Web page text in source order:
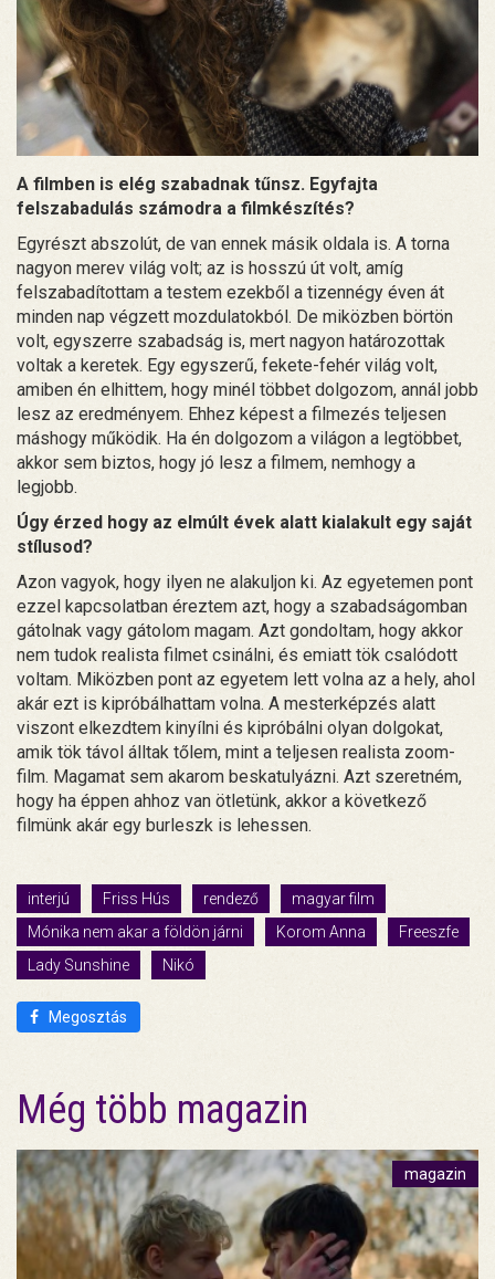
A filmben is elég szabadnak tűnsz. Egyfajta
felszabadulás számodra a filmkészítés?
Egyrészt abszolút, de van ennek másik oldala is. A torna
nagyon merev világ volt; az is hosszú út volt, amíg
felszabadítottam a testem ezekből a tizennégy éven át
minden nap végzett mozdulatokból. De miközben börtön
volt, egyszerre szabadság is, mert nagyon határozottak
voltak a keretek. Egy egyszerű, fekete-fehér világ volt,
amiben én elhittem, hogy minél többet dolgozom, annál jobb
lesz az eredményem. Ehhez képest a filmezés teljesen
máshogy működik. Ha én dolgozom a világon a legtöbbet,
akkor sem biztos, hogy jó lesz a filmem, nemhogy a
legjobb.
Úgy érzed hogy az elmúlt évek alatt kialakult egy saját
stílusod?
Azon vagyok, hogy ilyen ne alakuljon ki. Az egyetemen pont
ezzel kapcsolatban éreztem azt, hogy a szabadságomban
gátolnak vagy gátolom magam. Azt gondoltam, hogy akkor
nem tudok realista filmet csinálni, és emiatt tök csalódott
voltam. Miközben pont az egyetem lett volna az a hely, ahol
akár ezt is kipróbálhattam volna. A mesterképzés alatt
viszont elkezdtem kinyílni és kipróbálni olyan dolgokat,
amik tök távol álltak tőlem, mint a teljesen realista zoom-
film. Magamat sem akarom beskatulyázni. Azt szeretném,
hogy ha éppen ahhoz van ötletünk, akkor a következő
filmünk akár egy burleszk is lehessen.
interjú Friss Hús rendező
magyar film
Mónika nem akar a földön járni
Korom Anna
Freeszfe
Lady Sunshine
Nikó
Megosztás
Még több magazin
magazin